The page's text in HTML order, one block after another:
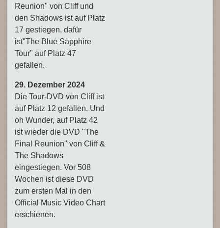
Reunion" von Cliff und
den Shadows ist auf Platz
17 gestiegen, dafür
ist"The Blue Sapphire
Tour" auf Platz 47
gefallen.
29. Dezember 2024
Die Tour-DVD von Cliff ist
auf Platz 12 gefallen. Und
oh Wunder, auf Platz 42
ist wieder die DVD "The
Final Reunion" von Cliff &
The Shadows
eingestiegen. Vor 508
Wochen ist diese DVD
zum ersten Mal in den
Official Music Video Chart
erschienen.